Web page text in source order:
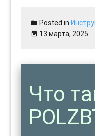
Posted in
13 марта, 2025
Что